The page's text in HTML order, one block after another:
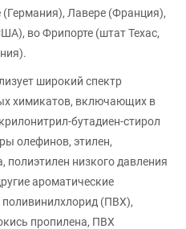
(Германия), Лавере (Франция),
во Фрипорте (штат Техас,
широкий спектр
химикатов, включающих в
бутадиен-стирол
олефинов, этилен,
полиэтилен низкого давления
ароматические
(ПВХ),
пропилена, ПВХ